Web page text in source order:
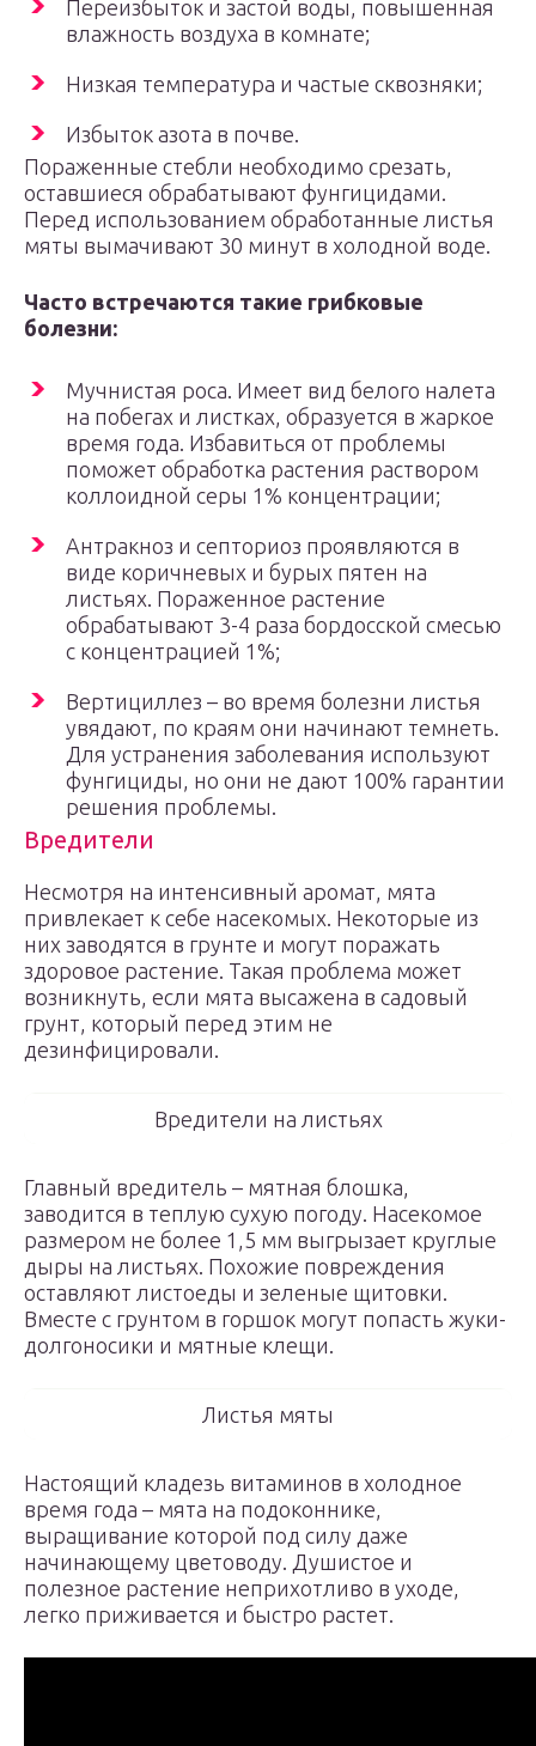
Переизбыток и застой воды, повышенная
влажность воздуха в комнате;
Низкая температура и частые сквозняки;
Избыток азота в почве.
Пораженные стебли необходимо срезать,
оставшиеся обрабатывают фунгицидами.
Перед использованием обработанные листья
мяты вымачивают 30 минут в холодной воде.
Часто встречаются такие грибковые
болезни:
Мучнистая роса. Имеет вид белого налета
на побегах и листках, образуется в жаркое
время года. Избавиться от проблемы
поможет обработка растения раствором
коллоидной серы 1% концентрации;
Антракноз и септориоз проявляются в
виде коричневых и бурых пятен на
листьях. Пораженное растение
обрабатывают 3-4 раза бордосской смесью
с концентрацией 1%;
Вертициллез – во время болезни листья
увядают, по краям они начинают темнеть.
Для устранения заболевания используют
фунгициды, но они не дают 100% гарантии
решения проблемы.
Вредители
Несмотря на интенсивный аромат, мята
привлекает к себе насекомых. Некоторые из
них заводятся в грунте и могут поражать
здоровое растение. Такая проблема может
возникнуть, если мята высажена в садовый
грунт, который перед этим не
дезинфицировали.
Вредители на листьях
Главный вредитель – мятная блошка,
заводится в теплую сухую погоду. Насекомое
размером не более 1,5 мм выгрызает круглые
дыры на листьях. Похожие повреждения
оставляют листоеды и зеленые щитовки.
Вместе с грунтом в горшок могут попасть жуки-
долгоносики и мятные клещи.
Листья мяты
Настоящий кладезь витаминов в холодное
время года – мята на подоконнике,
выращивание которой под силу даже
начинающему цветоводу. Душистое и
полезное растение неприхотливо в уходе,
легко приживается и быстро растет.